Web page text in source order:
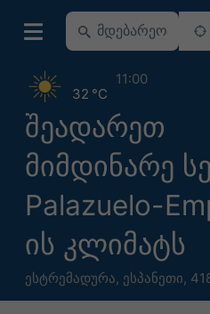
შეადარეთ
მიმდინარე
Palazuelo-
ის კლიმატს
ესტრემადურა, ესპანეთი,
32 °C
11:00